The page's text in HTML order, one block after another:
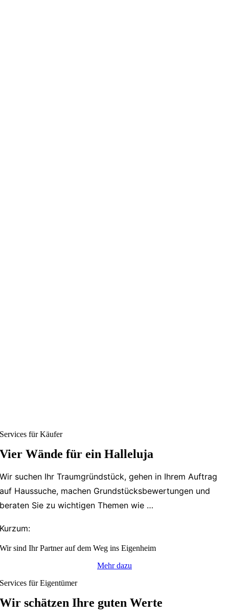
Services für Käufer
Vier Wände für ein Halleluja
Wir suchen Ihr Traumgründstück, gehen in Ihrem Auftrag
auf Haussuche, machen Grundstücksbewertungen und
beraten Sie zu wichtigenThemen wie …
Kurzum:
Wir sind Ihr Partner auf dem Weg ins Eigenheim
Mehr dazu
Services für Eigentümer
Wir schätzen Ihre guten Werte